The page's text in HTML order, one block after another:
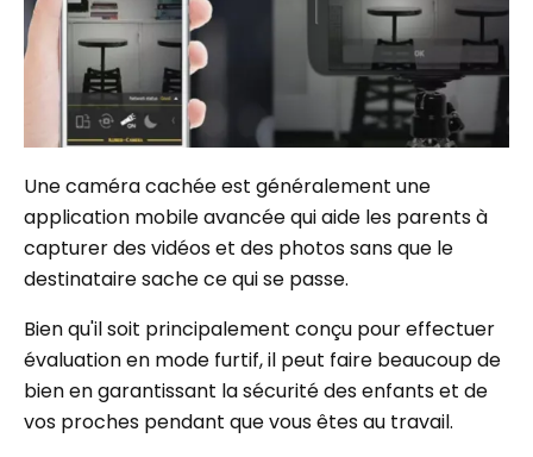
Une caméra cachée est généralement une
application mobile avancée qui aide les parents à
capturer des vidéos et des photos sans que le
destinataire sache ce qui se passe.
Bien qu'il soit principalement conçu pour effectuer
évaluation en mode furtif, il peut faire beaucoup de
bien en garantissant la sécurité des enfants et de
vos proches pendant que vous êtes au travail.